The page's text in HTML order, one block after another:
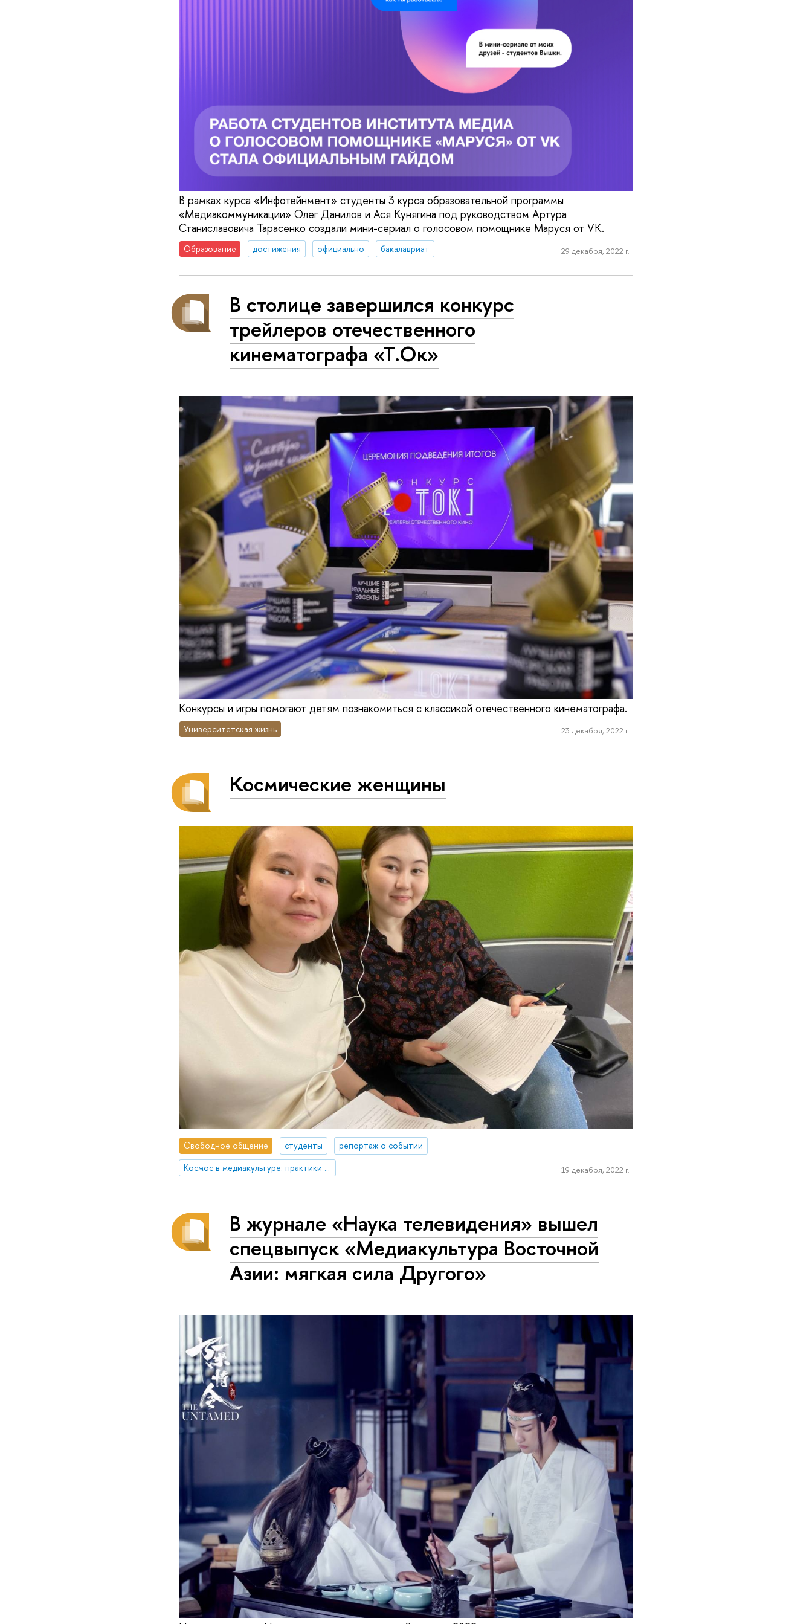
В рамках курса «Инфотейнмент» студенты 3 курса образовательной программы
«Медиакоммуникации» Олег Данилов и Ася Кунягина под руководством Артура
Станиславовича Тарасенко создали мини-сериал о голосовом помощнике Маруся от VK.
Образование достижения официально бакалавриат 29 декабря, 2022 г.
В столице завершился конкурс
трейлеров отечественного
кинематографа «Т.Ок»
Конкурсы и игры помогают детям познакомиться с классикой отечественного кинематографа.
Университетская жизнь 23 декабря, 2022 г.
Космические женщины
Свободное общение студенты
репортаж о событии
Космос в медиакультуре: практики воображения и репрезентации
19 декабря, 2022 г.
В журнале «Наука телевидения» вышел
спецвыпуск «Медиакультура Восточной
Азии: мягкая сила Другого»